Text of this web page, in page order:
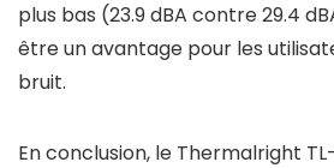
plus bas (23.9 dBA contre 29.4
être un avantage pour les
bruit.
En conclusion, le Thermalright